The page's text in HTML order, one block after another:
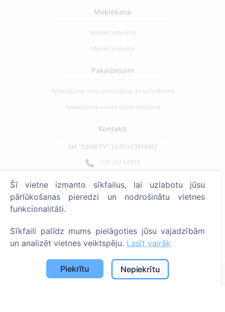
Meklēšana
Meklēt apbedīto
Meklēt kapsētu
Pakalpojumi
Apbedījuma vietu uzkopšana un uzturēšana
Apbedījuma vietas labiekārtošana
Kontakti
SIA "CEMETY", LV40103618951
371 29144816
Strādājam visā Latvijā!
Administratoriem
© 2013 - 2026 Cemety Visas tiesības aizsargātas
Privātuma politika un noteikumi.
Šī vietne izmanto sīkfailus, lai uzlabotu jūsu
pārlūkošanas pieredzi un nodrošinātu vietnes
funkcionalitāti.
Sīkfaili palīdz mums pielāgoties jūsu vajadzībām
un analizēt vietnes veiktspēju. Lasīt vairāk
Piekrītu Nepiekrītu